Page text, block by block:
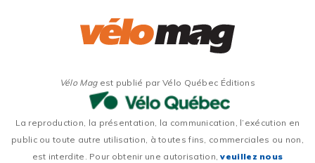
Vélo Magest publié par Vélo Québec Éditions
La reproduction, la présentation, la communication, l’exécution en
public ou toute autre utilisation, à toutes fins, commerciales ou non,
est interdite. Pour obtenir une autorisation,veuillez nous